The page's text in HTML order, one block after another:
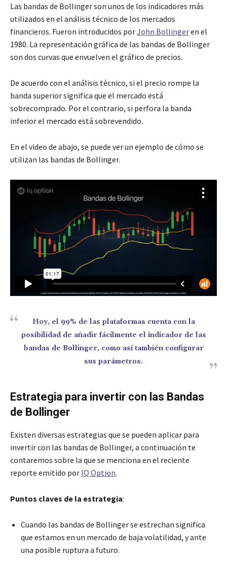
Las bandas de Bollinger son unos de los indicadores más
utilizados en el análisis técnico de los mercados
financieros. Fueron introducidos porJohn Bollingeren el
1980. La representación gráfica de las bandas de Bollinger
son dos curvas que envuelven el gráfico de precios.
De acuerdo con el análisis técnico, si el precio rompe la
banda superior significa que el mercado está
sobrecomprado. Por el contrario, si perfora la banda
inferior el mercado está sobrevendido.
En el video de abajo, se puede ver un ejemplo de cómo se
utilizan las bandas de Bollinger.
Hoy, el 99% de las plataformas cuenta con la
posibilidad de añadir fácilmente el indicador de las
bandas de Bollinger, como así también configurar
sus parámetros.
Estrategia para invertir con las Bandas
de Bollinger
Existen diversas estrategias que se pueden aplicar para
invertir con las bandas de Bollinger, a continuación te
contaremos sobre la que se menciona en el reciente
reporte emitido por IQ Option.
Puntos claves de la estrategia:
Cuando las bandas de Bollinger se estrechan significa
que estamos en un mercado de baja volatilidad, y ante
una posible ruptura a futuro.